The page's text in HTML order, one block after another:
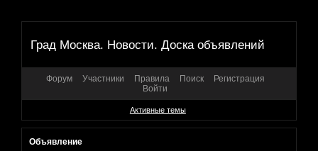
Град Москва. Новости. Доска объявлений
Форум Участники Правила Поиск
Регистрация
Войти
Активные темы
Объявление